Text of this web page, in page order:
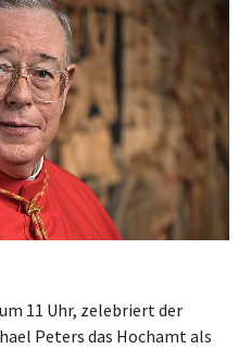
11 Uhr, zelebriert der
Peters das Hochamt als